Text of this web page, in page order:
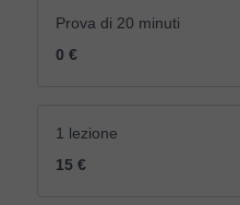
Prova di 20 minuti
0 €
1 lezione
15 €